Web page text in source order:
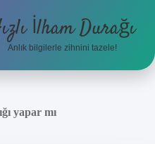
İlham Durağı
Anlık bilgilerle zihnini tazele!
yapar mı